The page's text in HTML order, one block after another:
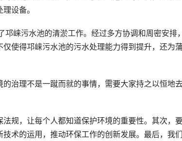
设备。
邛崃污水池的清淤工作。经过多方协调和周密安排
使得邛崃污水池的污水处理能力得到提升，还为
治理不是一蹴而就的事情，需要大家持之以恒地
规，让每个人都知道保护环境的重要性。其次，
术的运用，推动环保工作的创新发展。最后，我